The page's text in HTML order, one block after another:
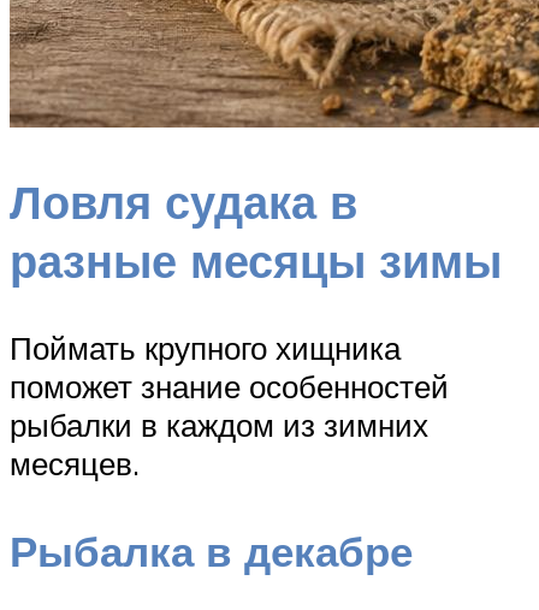
Ловля судака в
разные месяцы зимы
Поймать крупного хищника
поможет знание особенностей
рыбалки в каждом из зимних
месяцев.
Рыбалка в декабре